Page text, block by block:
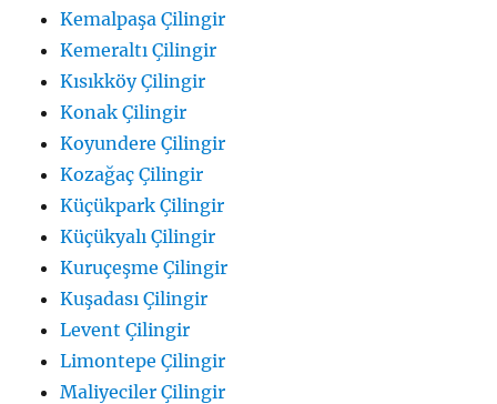
Kemalpaşa Çilingir
Kemeraltı Çilingir
Kısıkköy Çilingir
Konak Çilingir
Koyundere Çilingir
Kozağaç Çilingir
Küçükpark Çilingir
Küçükyalı Çilingir
Kuruçeşme Çilingir
Kuşadası Çilingir
Levent Çilingir
Limontepe Çilingir
Maliyeciler Çilingir